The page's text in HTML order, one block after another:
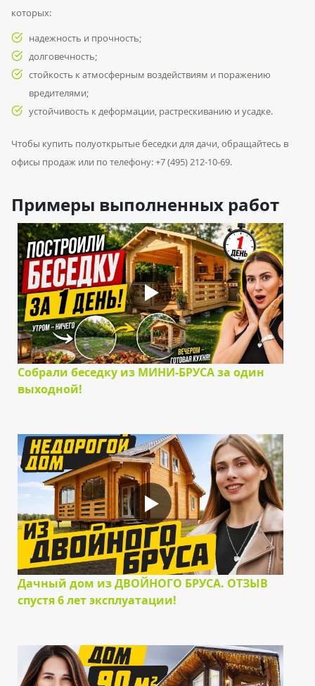
которых:
надежность и прочность;
долговечность;
стойкость к атмосферным воздействиям и поражению
вредителями;
устойчивость к деформации, растрескиванию и усадке.
Чтобы купить полуоткрытые беседки для дачи, обращайтесь в
офисы продаж или по телефону: +7 (495) 212-10-69.
Примеры выполненных работ
Собрали беседку из МИНИ-БРУСА за один
выходной!
Дачный дом из ДВОЙНОГО БРУСА. ОТЗЫВ
спустя 6 лет эксплуатации!